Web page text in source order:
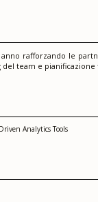
rafforzando le
del team e
Analytics Tools